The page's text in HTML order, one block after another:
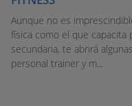
Aunque no es
física como el que capacita
secundaria, te abrirá
personal trainer y m...